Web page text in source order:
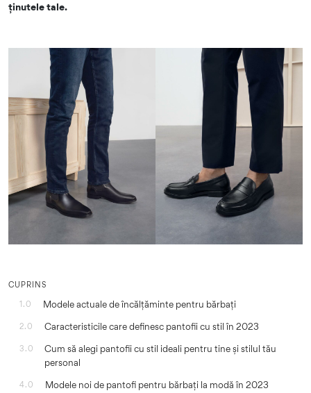
ținutele tale.
CUPRINS
1.0
Modele actuale de încălțăminte pentru bărbați
2.0 Caracteristicile care definesc pantofii cu stil în 2023
3.0
Cum să alegi pantofii cu stil ideali pentru tine și stilul tău
personal
4.0 Modele noi de pantofi pentru bărbați la modă în 2023